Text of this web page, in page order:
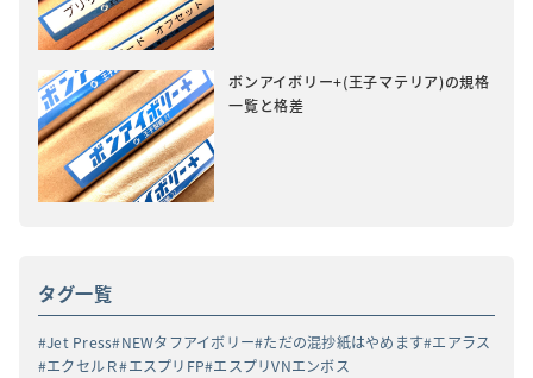
ボンアイボリー+(王子マテリア)の規格
一覧と格差
タグ一覧
Jet Press NEWタフアイボリー ただの混抄紙はやめます エアラス
エクセルＲ エスプリFP エスプリVNエンボス